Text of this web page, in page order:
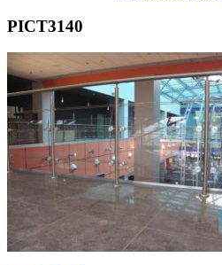
PICT3140